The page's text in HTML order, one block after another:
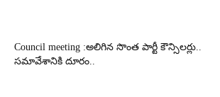
Council meeting :అలిగిన సొంత పార్టీ కౌన్సిలర్లు..
సమావేశానికి దూరం..